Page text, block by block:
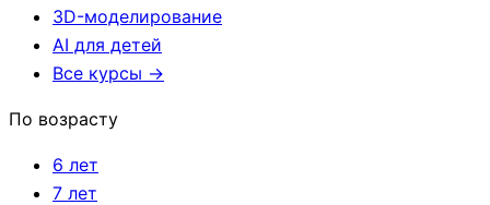
3D-моделирование
AI для детей
Все курсы →
По возрасту
6 лет
7 лет